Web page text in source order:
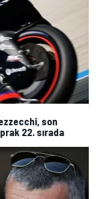
son
22. sırada